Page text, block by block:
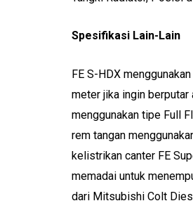
Spesifikasi Lain-Lain
FE S-HDX
meter jika ingin berputar
menggunakan tipe Full
rem tangan
kelistrikan canter FE
memadai untuk
dari Mitsubishi Colt